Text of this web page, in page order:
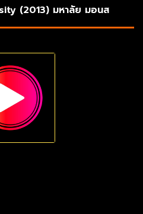
(2013) มหาลัย มอนส